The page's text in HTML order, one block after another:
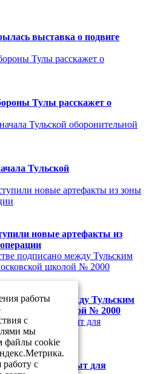
выставка о подвиге
Тулы расскажет о
Тульской
новые артефакты из
подписано между Тульским
школой № 2000
Тулы будет закрыт для
работы
с
мы
файлы cookie
с